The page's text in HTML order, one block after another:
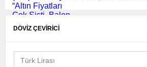
DÖVİZ ÇEVİRİCİ